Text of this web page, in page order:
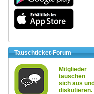
Tauschticket-Forum
Mitglieder
tauschen
sich aus und
diskutieren.